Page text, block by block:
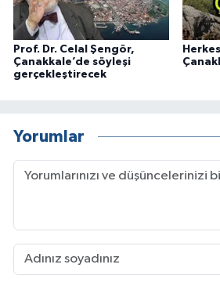
Prof. Dr. Celal Şengör,
Çanakkale’de söyleşi
gerçekleştirecek
Yorumlar